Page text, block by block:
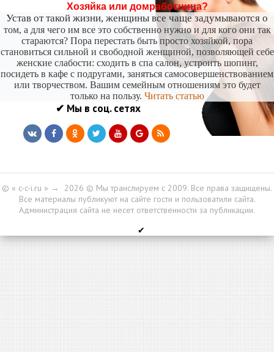
Хозяйка или домработница?
Устав от такой жизни, женщины все чаще задумываются о
том, а для чего им все это собственно нужно и для кого они так
стараются? Пора перестать быть просто хозяйкой, пора
становиться сильной и свободной женщиной, позволяющей себе
женские слабости: сходить в спа салон, устроить шопинг,
посидеть в кафе с подругами, заняться самосовершенствованием
или творчеством. Вашим семейным отношениям это будет
только на пользу. Читать статью
✔ Мы в соц. сетях
© « c-c-i.ru » → 2026 © Мы транслируем с 2009. Все права защищены.
Все материалы публикуют на сайте гости и пользоватили сайта.
Администрация сайта не несет ответственности за публикации.
✔